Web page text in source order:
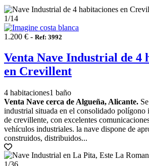
1/14
1.200 € - Ref: 3992
Venta Nave Industrial de 4
en Crevillent
4 habitaciones1 baño
Venta Nave cerca de Algueña, Alicante.
industrial situada en el consolidado polígono
de crevillente, con excelentes
vehículos industriales. la nave dispone de
construidos, distribuidos...